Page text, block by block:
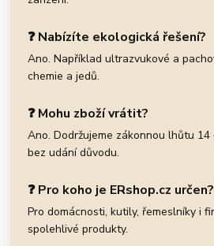
❓ Nabízíte ekologická řešení?
Ano. Například ultrazvukové a
chemie a jedů.
❓ Mohu zboží vrátit?
Ano. Dodržujeme zákonnou lhůtu
bez udání důvodu.
❓ Pro koho je ERshop.cz určen?
Pro domácnosti, kutily, řemeslníky i
spolehlivé produkty.